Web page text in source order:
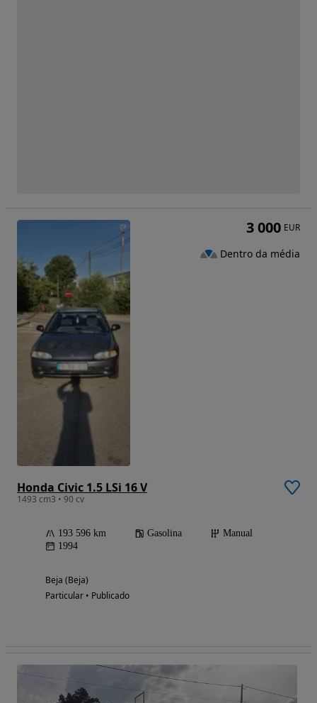
Honda Civic 1.5 LSi 16 V
1493 cm3 • 90 cv
193 596 km Gasolina
Manual
1994
Beja (Beja)
Particular • Publicado
3 000 EUR
Dentro da média